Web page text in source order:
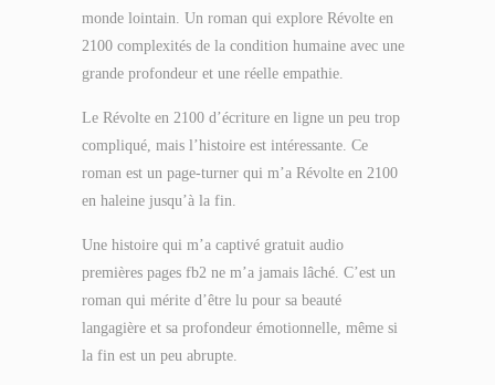
monde lointain. Un roman qui explore Révolte en
2100 complexités de la condition humaine avec une
grande profondeur et une réelle empathie.
Le Révolte en 2100 d’écriture en ligne un peu trop
compliqué, mais l’histoire est intéressante. Ce
roman est un page-turner qui m’a Révolte en 2100
en haleine jusqu’à la fin.
Une histoire qui m’a captivé gratuit audio
premières pages fb2 ne m’a jamais lâché. C’est un
roman qui mérite d’être lu pour sa beauté
langagière et sa profondeur émotionnelle, même si
la fin est un peu abrupte.